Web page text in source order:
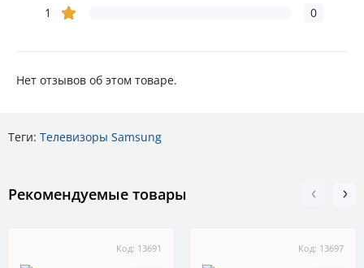
1
0
Нет отзывов об этом товаре.
Теги: Телевизоры Samsung
Рекомендуемые товары
Код: 13691 Код: 13697